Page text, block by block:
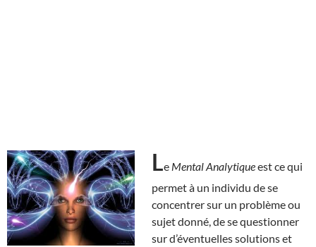
Le Mental Analytiqueest ce qui
permet à un individu de se
concentrer sur un problème ou
sujet donné, de se questionner
sur d’éventuelles solutions et